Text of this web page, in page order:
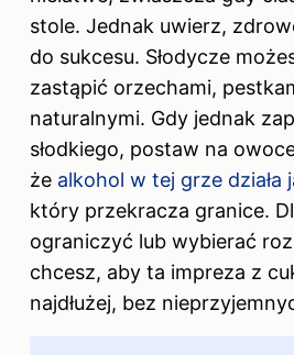
stole. Jednak uwierz,
do sukcesu. Słodycze
zastąpić orzechami,
naturalnymi. Gdy jednak
słodkiego, postaw na
że alkohol w tej grze działa
który przekracza granice.
ograniczyć lub wybierać
chcesz, aby ta impreza z
najdłużej, bez